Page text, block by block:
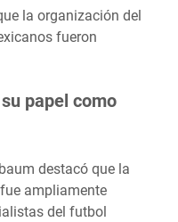
la organización del
fueron
papel como
destacó que la
ampliamente
del futbol